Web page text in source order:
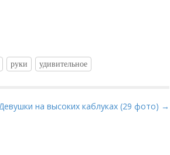
руки удивительное
на высоких каблуках (29 фото) →